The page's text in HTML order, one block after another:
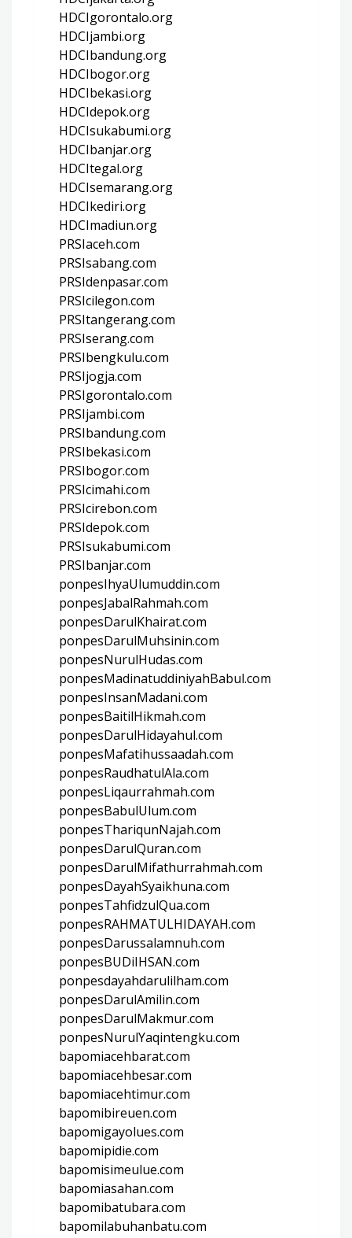
HDCIgorontalo.org
HDCIjambi.org
HDCIbandung.org
HDCIbogor.org
HDCIbekasi.org
HDCIdepok.org
HDCIsukabumi.org
HDCIbanjar.org
HDCItegal.org
HDCIsemarang.org
HDCIkediri.org
HDCImadiun.org
PRSIaceh.com
PRSIsabang.com
PRSIdenpasar.com
PRSIcilegon.com
PRSItangerang.com
PRSIserang.com
PRSIbengkulu.com
PRSIjogja.com
PRSIgorontalo.com
PRSIjambi.com
PRSIbandung.com
PRSIbekasi.com
PRSIbogor.com
PRSIcimahi.com
PRSIcirebon.com
PRSIdepok.com
PRSIsukabumi.com
PRSIbanjar.com
ponpesIhyaUlumuddin.com
ponpesJabalRahmah.com
ponpesDarulKhairat.com
ponpesDarulMuhsinin.com
ponpesNurulHudas.com
ponpesMadinatuddiniyahBabul.com
ponpesInsanMadani.com
ponpesBaitilHikmah.com
ponpesDarulHidayahul.com
ponpesMafatihussaadah.com
ponpesRaudhatulAla.com
ponpesLiqaurrahmah.com
ponpesBabulUlum.com
ponpesThariqunNajah.com
ponpesDarulQuran.com
ponpesDarulMifathurrahmah.com
ponpesDayahSyaikhuna.com
ponpesTahfidzulQua.com
ponpesRAHMATULHIDAYAH.com
ponpesDarussalamnuh.com
ponpesBUDiIHSAN.com
ponpesdayahdarulilham.com
ponpesDarulAmilin.com
ponpesDarulMakmur.com
ponpesNurulYaqintengku.com
bapomiacehbarat.com
bapomiacehbesar.com
bapomiacehtimur.com
bapomibireuen.com
bapomigayolues.com
bapomipidie.com
bapomisimeulue.com
bapomiasahan.com
bapomibatubara.com
bapomilabuhanbatu.com